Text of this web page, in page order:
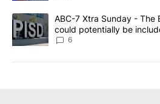
A trending article titled "ABC-7 Xtra
ABC-7 Xtra Sunday - The
could potentially be
6